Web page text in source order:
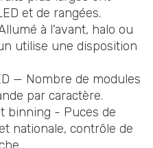
et de rangées.
à l'avant, halo ou
utilise une disposition
— Nombre de modules
par caractère.
binning - Puces de
nationale, contrôle de